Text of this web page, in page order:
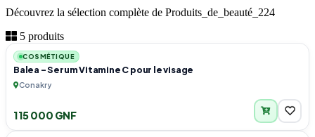
Découvrez la sélection complète de Produits_de_beauté_224
5 produits
COSMÉTIQUE
Balea - Serum Vitamine C pour le visage
Conakry
115 000 GNF